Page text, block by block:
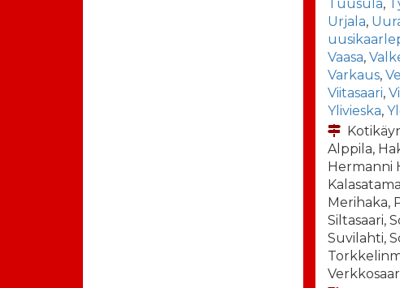
Tuusula,
Urjala,
Vaasa,
Varkaus,
Viitasaari,
Ylivieska,
Alppila,
Hermanni
Merihaka,
Siltasaari,
Suvilahti,